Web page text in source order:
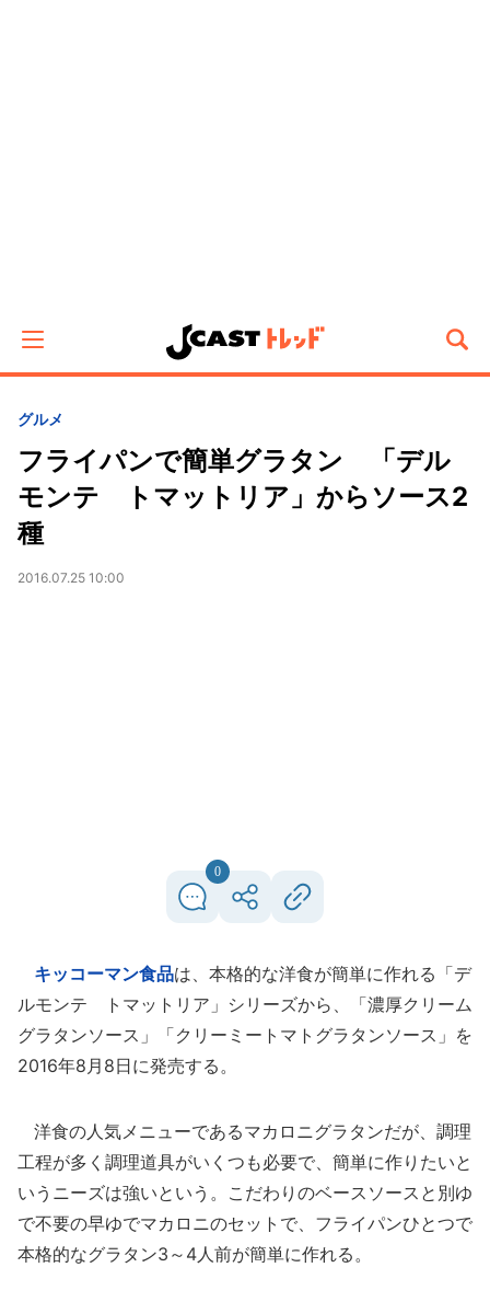
グルメ
フライパンで簡単グラタン 「デル
モンテ トマットリア」からソース2
種
2016.07.25 10:00
0
キッコーマン食品は、本格的な洋食が簡単に作れる「デ
ルモンテ トマットリア」シリーズから、「濃厚クリーム
グラタンソース」「クリーミートマトグラタンソース」を
2016年8月8日に発売する。
洋食の人気メニューであるマカロニグラタンだが、調理
工程が多く調理道具がいくつも必要で、簡単に作りたいと
いうニーズは強いという。こだわりのベースソースと別ゆ
で不要の早ゆでマカロニのセットで、フライパンひとつで
本格的なグラタン3～4人前が簡単に作れる。